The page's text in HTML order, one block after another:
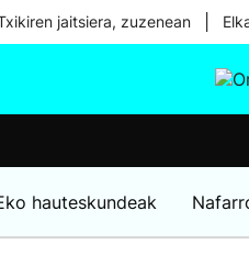
jaitsiera, zuzenean
hauteskundeak